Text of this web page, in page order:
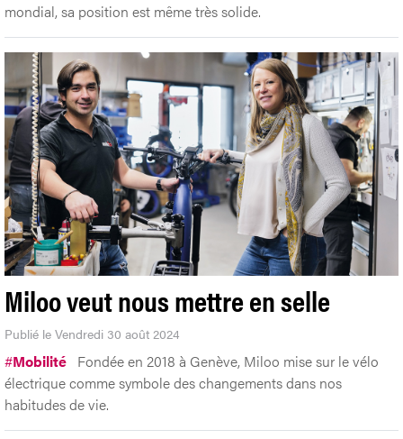
mondial, sa position est même très solide.
Miloo veut nous mettre en selle
Publié le Vendredi 30 août 2024
#Mobilité Fondée en 2018 à Genève, Miloo mise sur le vélo
électrique comme symbole des changements dans nos
habitudes de vie.